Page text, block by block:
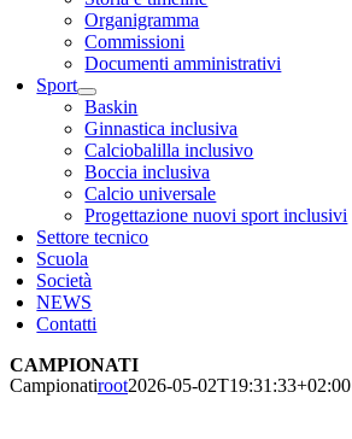
Organigramma
Commissioni
Documenti amministrativi
Sport
Baskin
Ginnastica inclusiva
Calciobalilla inclusivo
Boccia inclusiva
Calcio universale
Progettazione nuovi sport inclusivi
Settore tecnico
Scuola
Società
NEWS
Contatti
CAMPIONATI
Campionatiroot2026-05-02T19:31:33+02:00